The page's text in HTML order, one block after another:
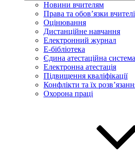
Новини вчителям
Права та обов’язки
Оцінювання
Дистанційне навчання
Електронний журнал
E-бібліотека
Єдина атестаційна
Електронна атестація
Підвищення кваліфікації
Конфлікти та їх
Охорона праці